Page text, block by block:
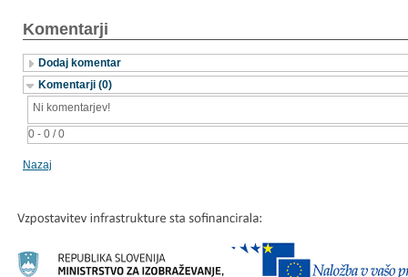
Komentarji
Dodaj komentar
Komentarji (0)
0 - 0 / 0
Ni komentarjev!
Nazaj